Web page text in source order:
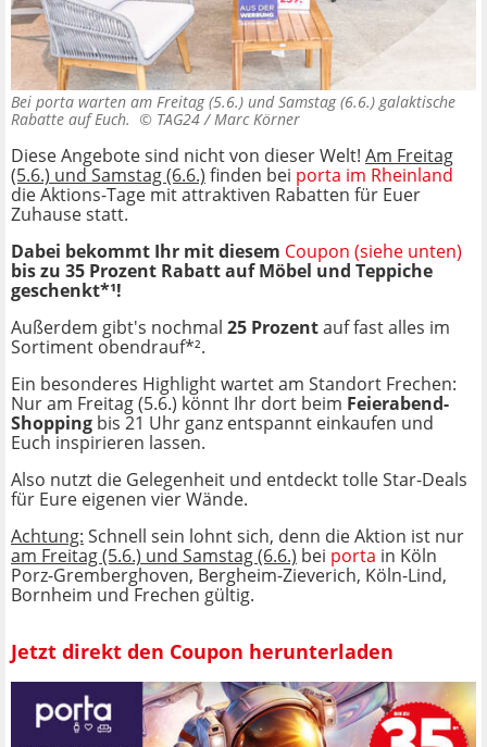
Bei porta warten am Freitag (5.6.) und Samstag (6.6.) galaktische
Rabatte auf Euch. © TAG24 / Marc Körner
Diese Angebote sind nicht von dieser Welt! Am Freitag
(5.6.) und Samstag (6.6.) finden bei porta im Rheinland
die Aktions-Tage mit attraktiven Rabatten für Euer
Zuhause statt.
Dabei bekommt Ihr mit diesem Coupon (siehe unten)
bis zu 35 Prozent Rabatt auf Möbel und Teppiche
geschenkt*¹!
Außerdem gibt's nochmal 25 Prozentauf fast alles im
Sortiment obendrauf*².
Ein besonderes Highlight wartet am Standort Frechen:
Nur am Freitag (5.6.) könnt Ihr dort beim Feierabend-
Shopping bis 21 Uhr ganz entspannt einkaufen und
Euch inspirieren lassen.
Also nutzt die Gelegenheit und entdeckt tolle Star-Deals
für Eure eigenen vier Wände.
Achtung: Schnell sein lohnt sich, denn die Aktion ist nur
am Freitag (5.6.) und Samstag (6.6.) bei porta in Köln
Porz-Gremberghoven, Bergheim-Zieverich, Köln-Lind,
Bornheim und Frechen gültig.
Jetzt direkt den Coupon herunterladen